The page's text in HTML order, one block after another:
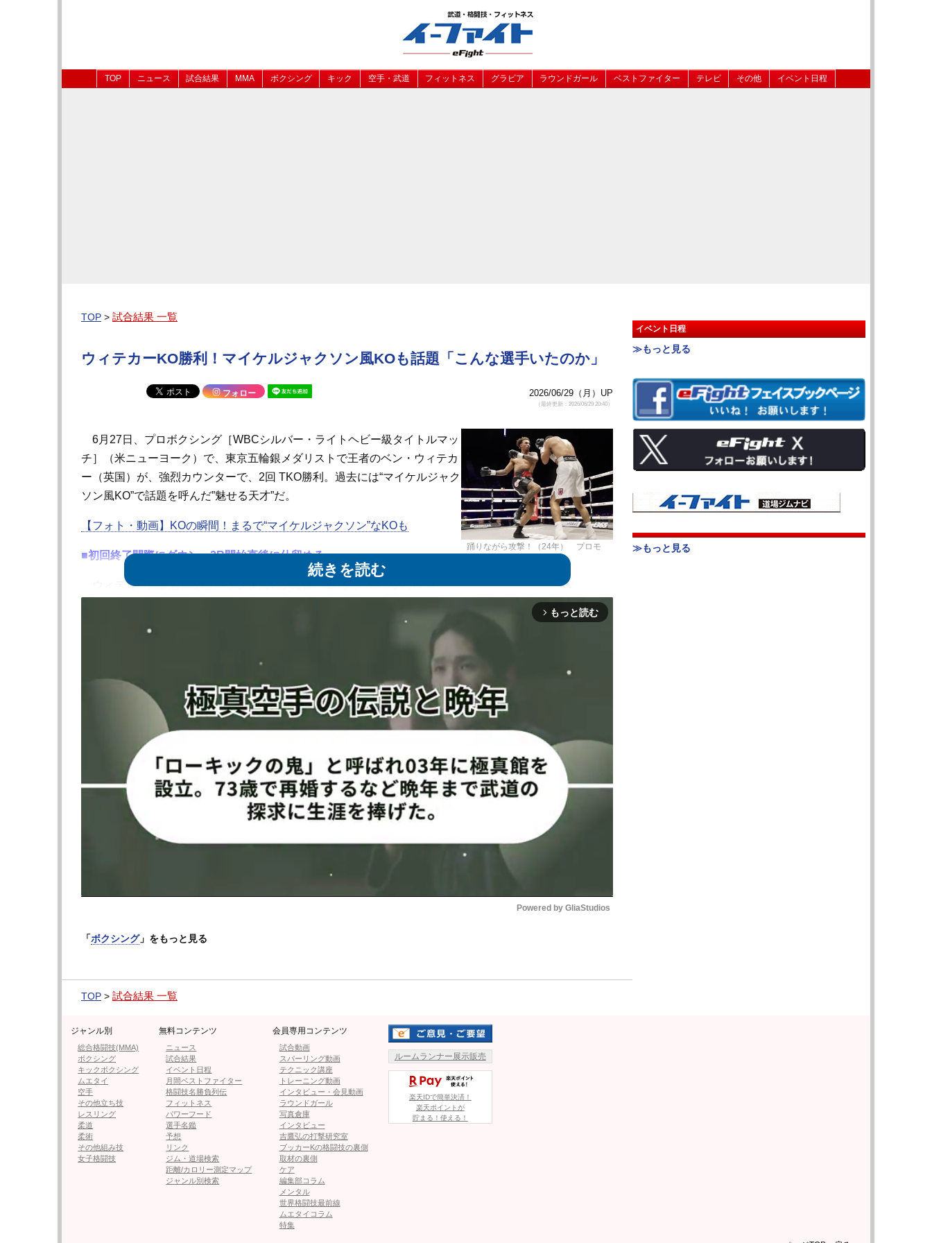
TOP ニュース 試合結果 MMA ボクシング キック 空手・武道 フィットネス グラビア ラウンドガール ベストファイター テレビ その他 イベント日程
TOP > 試合結果 一覧
ウィテカーKO勝利！マイケルジャクソン風KOも話題「こんな選手いたのか」
フォロー 2026/06/29（月）UP
（最終更新：2026/06/29 20:40）
踊りながら攻撃！（24年） プロモ
6月27日、プロボクシング［WBCシルバー・ライトヘビー級タイトルマッ
チ］（米ニューヨーク）で、東京五輪銀メダリストで王者のベン・ウィテカ
ー（英国）が、強烈カウンターで、2回 TKO勝利。過去には“マイケルジャク
ソン風KO”で話題を呼んだ”魅せる天才”だ。
【フォト・動画】KOの瞬間！まるで“マイケルジャクソン”なKOも
■初回終了間際にダウン、2R開始直後に仕留める
ウィテカーは試合前の世界ランクはWBC2位、IBF3位。相手のリチャー
ド・リベラ（米国）はWBC19位で、27勝（20KO）2敗1NCの戦績を誇るベテランで、今回がキャリア初の
初回終了間際、ウィテカーは目にも止まらぬ右フックでダウンを奪取。
続く2回、開始直後にリベラが前へ出ると、ウィテカーは左フックをカウンターで一閃！リベラは再びダ
ウンし、フラつきながら立ち上がったものの、主審が試合をストップした。KOタイムは、2回27秒。
ウィテカーはこれで12勝（9KO）1分。世界上位進出へ向け、強烈なインパクトを残した。
■過去には“マイケルジャクソン風”の動きで大バズ
ウィテカーといえば、実力だけでなく、リング上での派手なパフォーマンスでも何度も話題を呼んでき
ソンを思わせるようなステップで相手を翻弄。最後は5回TKO勝利を飾り、その独特すぎる動きがSNSで
今回は米国初登場、SNSではウィテカーを知ったファンから「彼は特別な選手だ」「こんな選手がいる
とは」「彼は何をするかわからない、新しすぎるスタイル」などの声が寄せられた。
踊るような動きで相手を翻弄し、倒す時は一瞬で倒す。エンタメ性と決定力を兼ね備えたウィテカー
が、世界戦線でさらに注目を集めそうだ。
次のページは 【フォト・動画】KOの瞬間！まるで“マイケルジャクソン”なKOも
1
≪ 前のページへ
arrow_forward_ios もっと読む
Powered by GliaStudios
「ボクシング」をもっと見る
TOP > 試合結果 一覧
イベント日程
≫もっと見る
≫もっと見る
ジャンル別
総合格闘技(MMA)
ボクシング
キックボクシング
ムエタイ
空手
その他立ち技
レスリング
柔道
柔術
その他組み技
女子格闘技
無料コンテンツ
ニュース
試合結果
イベント日程
月間ベストファイター
格闘技名勝負列伝
フィットネス
パワーフード
選手名鑑
予想
リンク
ジム・道場検索
距離/カロリー測定マップ
ジャンル別検索
会員専用コンテンツ
試合動画
スパーリング動画
テクニック講座
トレーニング動画
インタビュー・会見動画
ラウンドガール
写真倉庫
インタビュー
吉鷹弘の打撃研究室
ブッカーKの格闘技の裏側
取材の裏側
ケア
編集部コラム
メンタル
世界格闘技最前線
ムエタイコラム
特集
ルームランナー展示販売
楽天IDで簡単決済！
楽天ポイントが
貯まる！使える！